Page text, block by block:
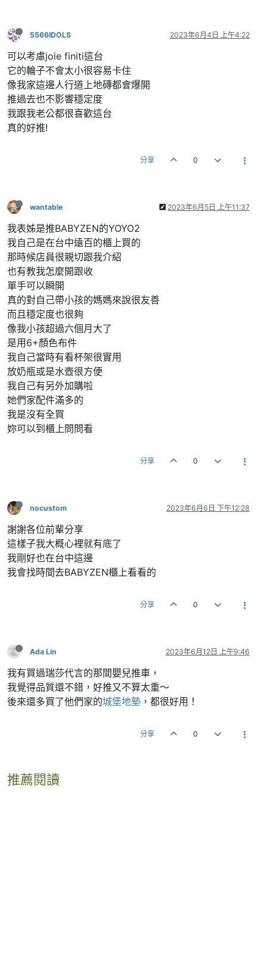
5566IDOLS 2023年6月4日 上午4:22
可以考慮joie finiti這台
它的輪子不會太小很容易卡住
像我家這邊人行道上地磚都會爆開
推過去也不影響穩定度
我跟我老公都很喜歡這台
真的好推!
分享 0
wantable 2023年6月5日 上午11:37
我表姊是推BABYZEN的YOYO2
我自己是在台中遠百的櫃上買的
那時候店員很親切跟我介紹
也有教我怎麼開跟收
單手可以瞬開
真的對自己帶小孩的媽媽來說很友善
而且穩定度也很夠
像我小孩超過六個月大了
是用6+顏色布件
我自己當時有看杯架很實用
放奶瓶或是水壺很方便
我自己有另外加購啦
她們家配件滿多的
我是沒有全買
妳可以到櫃上問問看
分享 0
nocustom 2023年6月6日 下午12:28
謝謝各位前輩分享
這樣子我大概心裡就有底了
我剛好也在台中這邊
我會找時間去BABYZEN櫃上看看的
分享 0
Ada Lin 2023年6月12日 上午9:46
我有買過瑞莎代言的那間嬰兒推車，
我覺得品質還不錯，好推又不算太重～
後來還多買了他們家的城堡地墊 ，都很好用！
分享 0
推薦閱讀